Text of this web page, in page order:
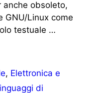
anche obsoleto,
GNU/Linux come
testuale …
, Elettronica e
di